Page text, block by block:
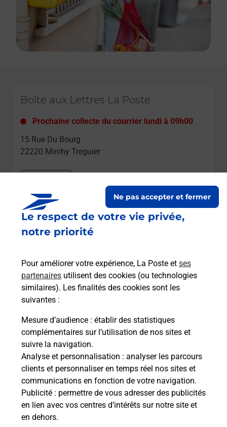
Le respect de votre vie privée,
notre priorité
Pour améliorer votre expérience, La Poste et ses
partenaires utilisent des cookies (ou technologies
similaires). Les finalités des cookies sont les
suivantes :
Mesure d’audience : établir des statistiques
complémentaires sur l’utilisation de nos sites et
suivre la navigation.
Analyse et personnalisation : analyser les parcours
clients et personnaliser en temps réel nos sites et
communications en fonction de votre navigation.
Publicité : permettre de vous adresser des publicités
en lien avec vos centres d’intérêts sur notre site et
en dehors.
Ne pas accepter et fermer
Boîte aux Lettres La Poste
Prochaine collecte du courrier lundi à 09h00
15 Rue Du Bourg
22220 Minihy Treguier
Boîte aux Lettres La Poste
Prochaine collecte du courrier
Convenant Vraz
Minihy Treguier
Itinéraire
Le lien s'ouvre dans un nouvel onglet
Boîte aux Lettres La Poste
Prochaine collecte du courrierlundià 09h00
15 Zone Artisanale De Kerfolic
22220
Minihy Treguier
Itinéraire
Le lien s'ouvre dans un nouvel onglet